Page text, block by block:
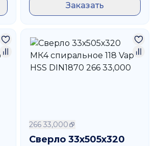
Заказать
266 33,000
Сверло 33х505х320